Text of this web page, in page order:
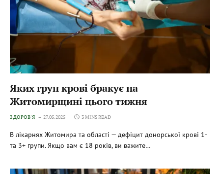
Яких груп крові бракує на
Житомирщині цього тижня
ЗДОРОВ'Я 27.05.2025 3 MINS READ
В лікарнях Житомира та області — дефіцит донорської крові 1-
та 3+ групи. Якщо вам є 18 років, ви важите…